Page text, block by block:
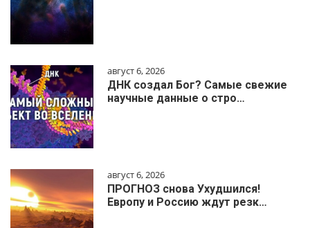
август 6, 2026
ДНК создал Бог? Самые свежие
научные данные о стро…
август 6, 2026
ПРОГНОЗ снова Ухудшился!
Европу и Россию ждут резк…